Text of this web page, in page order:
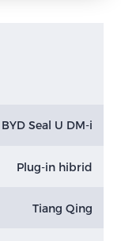
BYD Seal U DM-i
Plug-in hibrid
Tiang Qing